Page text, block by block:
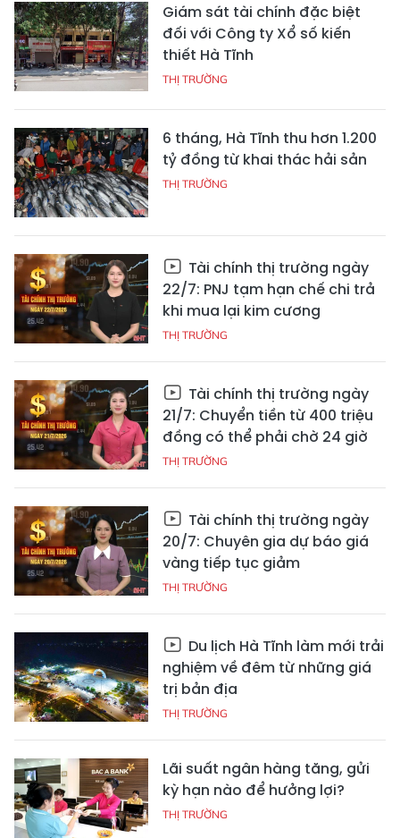
Giám sát tài chính đặc biệt
đối với Công ty Xổ số kiến
thiết Hà Tĩnh
THỊ TRƯỜNG
6 tháng, Hà Tĩnh thu hơn 1.200
tỷ đồng từ khai thác hải sản
THỊ TRƯỜNG
Tài chính thị trường ngày
22/7: PNJ tạm hạn chế chi trả
khi mua lại kim cương
THỊ TRƯỜNG
Tài chính thị trường ngày
21/7: Chuyển tiền từ 400 triệu
đồng có thể phải chờ 24 giờ
THỊ TRƯỜNG
Tài chính thị trường ngày
20/7: Chuyên gia dự báo giá
vàng tiếp tục giảm
THỊ TRƯỜNG
Du lịch Hà Tĩnh làm mới trải
nghiệm về đêm từ những giá
trị bản địa
THỊ TRƯỜNG
Lãi suất ngân hàng tăng, gửi
kỳ hạn nào để hưởng lợi?
THỊ TRƯỜNG